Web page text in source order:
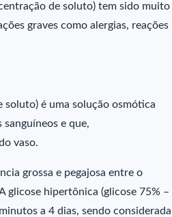
de soluto) tem sido muito
graves como alergias, reações
é uma solução osmótica
e que,
vaso.
grossa e pegajosa entre o
glicose hipertônica (glicose 75% –
a 4 dias, sendo considerada